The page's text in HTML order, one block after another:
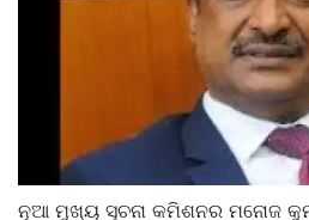
ନୂଆ ମୁଖ୍ୟ ସୂଚନା କମିଶନର ମନୋଜ